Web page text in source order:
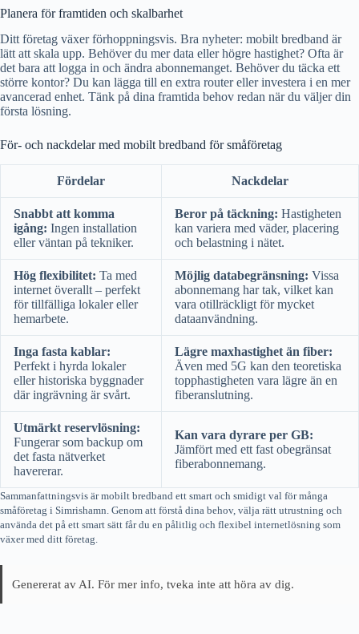
Planera för framtiden och skalbarhet
Ditt företag växer förhoppningsvis. Bra nyheter: mobilt bredband är
lätt att skala upp. Behöver du mer data eller högre hastighet? Ofta är
det bara att logga in och ändra abonnemanget. Behöver du täcka ett
större kontor? Du kan lägga till en extra router eller investera i en mer
avancerad enhet. Tänk på dina framtida behov redan när du väljer din
första lösning.
För- och nackdelar med mobilt bredband för småföretag
Fördelar Nackdelar
Snabbt att komma
igång: Ingen installation
eller väntan på tekniker.
Beror på täckning: Hastigheten
kan variera med väder, placering
och belastning i nätet.
Hög flexibilitet: Ta med
internet överallt – perfekt
för tillfälliga lokaler eller
hemarbete.
Möjlig databegränsning: Vissa
abonnemang har tak, vilket kan
vara otillräckligt för mycket
dataanvändning.
Inga fasta kablar:
Perfekt i hyrda lokaler
eller historiska byggnader
där ingrävning är svårt.
Lägre maxhastighet än fiber:
Även med 5G kan den teoretiska
topphastigheten vara lägre än en
fiberanslutning.
Utmärkt reservlösning:
Fungerar som backup om
det fasta nätverket
havererar.
Kan vara dyrare per GB:
Jämfört med ett fast obegränsat
fiberabonnemang.
Sammanfattningsvis är mobilt bredband ett smart och smidigt val för många
småföretag i Simrishamn. Genom att förstå dina behov, välja rätt utrustning och
använda det på ett smart sätt får du en pålitlig och flexibel internetlösning som
växer med ditt företag.
Genererat av AI. För mer info, tveka inte att höra av dig.